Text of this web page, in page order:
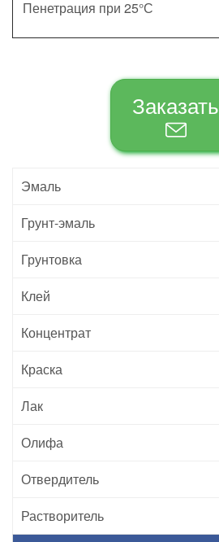
Пенетрация при 25°С
Заказать
Эмаль
Грунт-эмаль
Грунтовка
Клей
Концентрат
Краска
Лак
Олифа
Отвердитель
Растворитель